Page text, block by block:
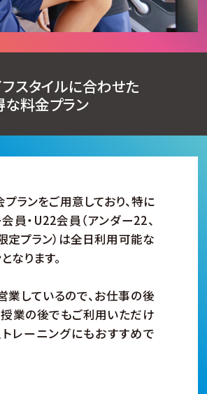
フスタイルに合わせた
な料金プラン
ランをご用意しており、特に
員・U22会員（アンダー22、
定プラン）は全日利用可能な
なります。
業しているので、お仕事の後
業の後でもご利用いただけ
トレーニングにもおすすめで